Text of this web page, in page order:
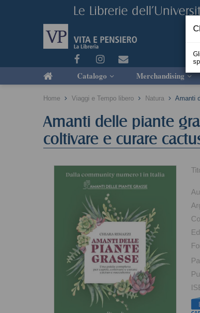
Catalogo Merchandising
Home Viaggi e Tempo libero Natura Amanti
Amanti delle piante
coltivare e curare